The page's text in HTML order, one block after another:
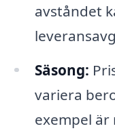
avståndet
Säsong:
variera
exempel